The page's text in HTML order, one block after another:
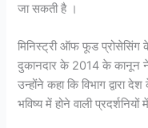
जा सकती है ।
मिनिस्ट्री ऑफ फूड प्रोसेसिंग
दुकानदार के 2014 के कानून ने
उन्होंने कहा कि विभाग द्वारा
भविष्य में होने वाली